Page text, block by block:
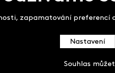
zapamatování
Nastavení
Souhlas